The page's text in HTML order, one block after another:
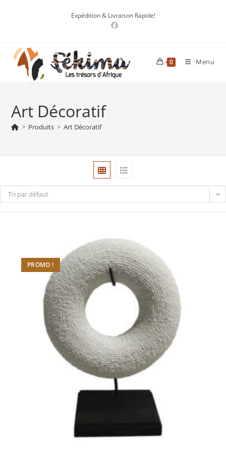
Expédition & Livraison Rapide!
0 Menu
Art Décoratif
> Produits > Art Décoratif
Tri par défaut
PROMO !